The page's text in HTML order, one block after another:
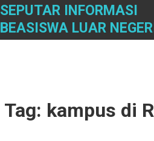
Skip
content
SEPUTAR INFORMASI
BEASISWA LUAR NEGERI
Tag: kampus di